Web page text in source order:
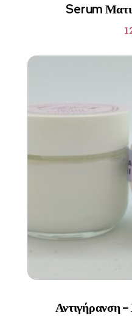
Serum
Αντιγήρανση